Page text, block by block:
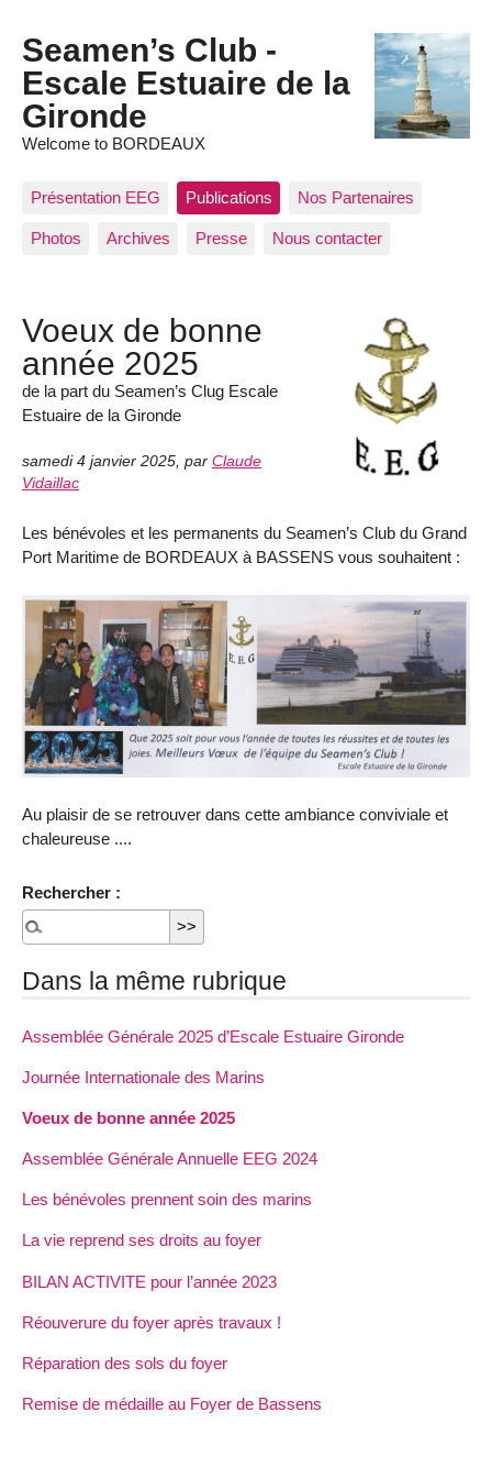
Seamen’s Club -
Escale Estuaire de la
Gironde
Welcome to BORDEAUX
Présentation EEG Publications Nos Partenaires
Photos Archives Presse Nous contacter
Voeux de bonne
année 2025
de la part du Seamen’s Clug Escale
Estuaire de la Gironde
samedi 4 janvier 2025 par Claude
Vidaillac
Les bénévoles et les permanents du Seamen’s Club du Grand
Port Maritime de BORDEAUX à BASSENS vous souhaitent :
Au plaisir de se retrouver dans cette ambiance conviviale et
chaleureuse ....
Rechercher :
Dans la même rubrique
Assemblée Générale 2025 d’Escale Estuaire Gironde
Journée Internationale des Marins
Voeux de bonne année 2025
Assemblée Générale Annuelle EEG 2024
Les bénévoles prennent soin des marins
La vie reprend ses droits au foyer
BILAN ACTIVITE pour l’année 2023
Réouverure du foyer après travaux !
Réparation des sols du foyer
Remise de médaille au Foyer de Bassens